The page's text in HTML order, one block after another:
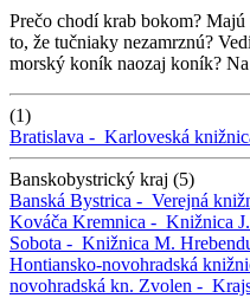
Prečo chodí krab bokom?
to, že tučniaky nezamrznú?
morský koník naozaj koník?
(1)
Bratislava - Karloveská
Banskobystrický kraj (5)
Banská Bystrica - Verejná
Kováča Kremnica - Knižnica
Sobota - Knižnica M.
Hontiansko-novohradská
novohradská kn. Zvolen -